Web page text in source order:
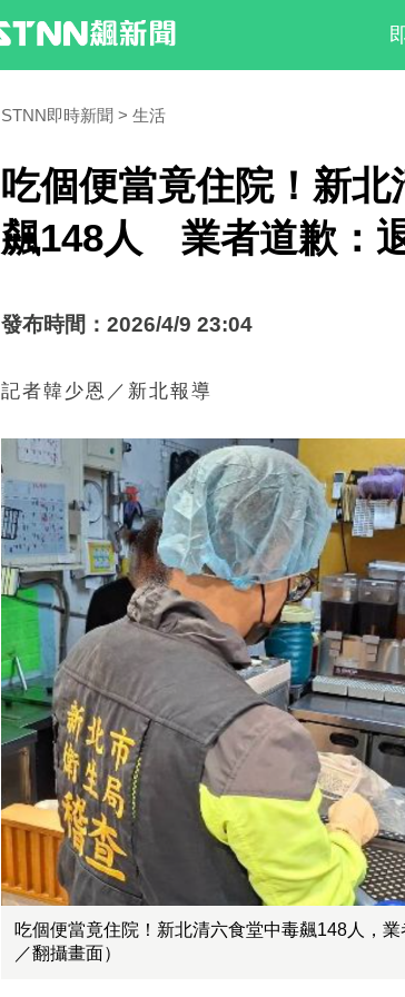
STNN即時新聞 生活
吃個便當竟住院！新北
飆148人 業者道歉：
發布時間：2026/4/9 23:04
記者韓少恩／新北報導
吃個便當竟住院！新北清六食堂中毒飆148人，
／翻攝畫面）